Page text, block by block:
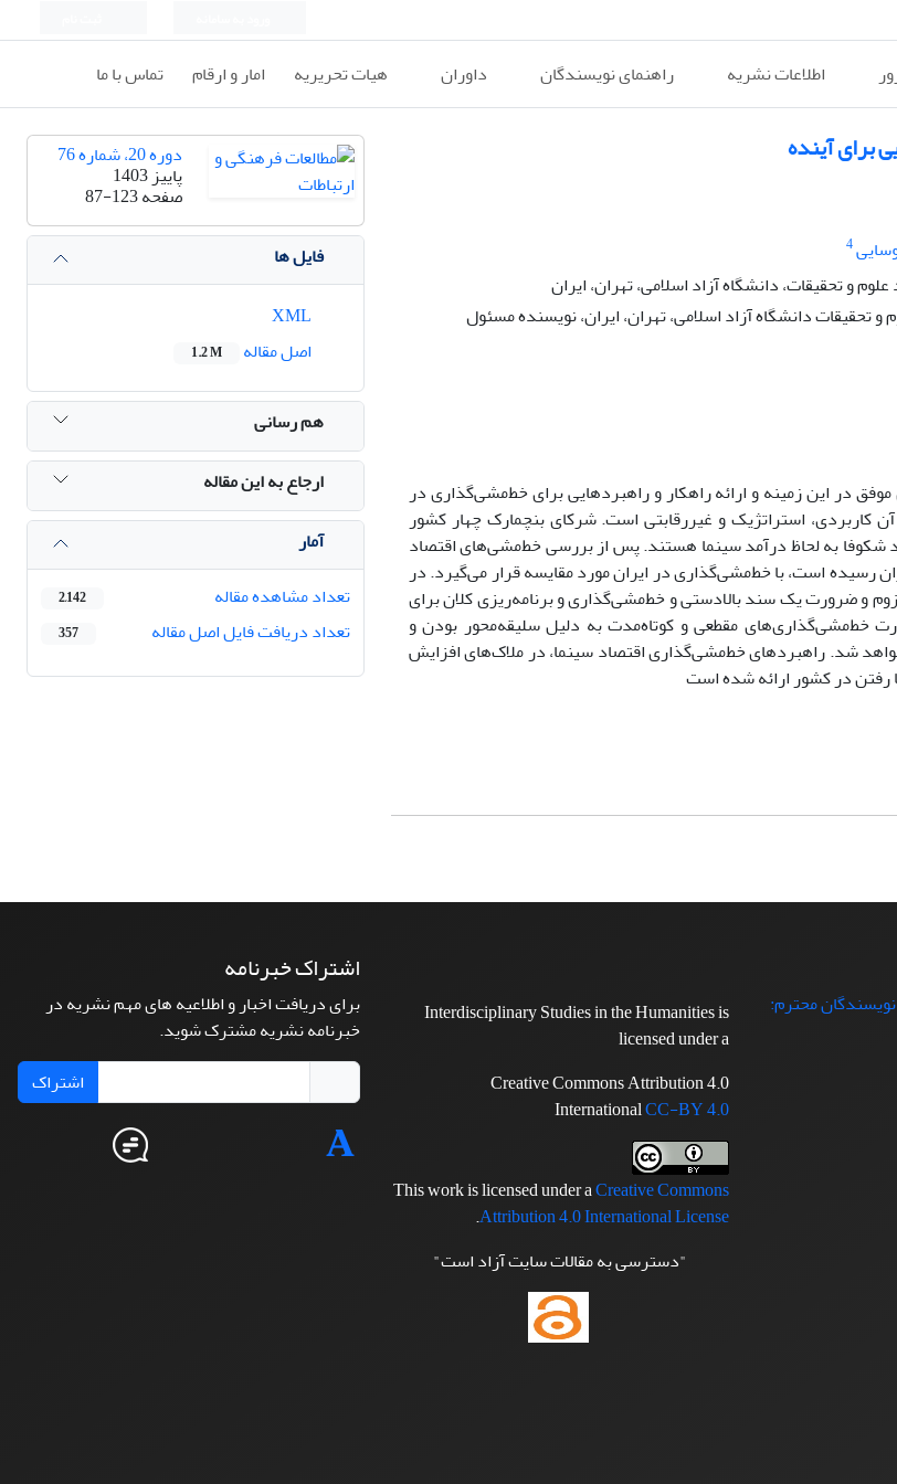
اطلاعات نشریه راهنمای نویسندگان داوران هیات تحریریه امار و ارقام تماس با ما
برای آینده
4
و تحقیقات، دانشگاه آزاد اسلامی، تهران، ایران
دانشگاه آزاد اسلامی، تهران، ایران، نویسنده مسئول
در این زمینه و ارائه راهکار و راهبردهایی برای خط‌مشی‌گذاری در
کاربردی، استراتژیک و غیررقابتی است. شرکای بنچمارک چهار کشور
که در 10 کشور نخست دارای اقتصاد شکوفا به لحاظ درآمد سینما هستند. پس از بررسی خط‌مشی‌های اقتصاد
رسیده است، با خط‌مشی‌گذاری در ایران مورد مقایسه قرار می‌گیرد. در
لزوم و ضرورت یک سند بالادستی و خط‌مشی‌گذاری و برنامه‌ریزی کلان برای
خط‌مشی‌گذاری‌های مقطعی و کوتاه‌مدت به دلیل سلیقه‌محور بودن و
شد. راهبردهای خط‌مشی‌گذاری اقتصاد سینما، در ملاک‌های افزایش
رفتن در کشور ارائه شده است
دوره 20، شماره 76
پاییز 1403
صفحه87-123
فایل ها
اصل مقاله
1.2 M
هم رسانی
ارجاع به این مقاله
آمار
تعداد مشاهده مقاله
2,142
تعداد دریافت فایل اصل مقاله 357
محترم:
Interdisciplinary Studies in the Humanities is
licensed under a
Creative Commons Attribution 4.0
InternationalCC-BY 4.0
This work is licensed under aCreative Commons
Attribution 4.0 International License
.
"دسترسی به مقالات سایت آزاد است"
اشتراک خبرنامه
برای دریافت اخبار و اطلاعیه های مهم نشریه در
خبرنامه نشریه مشترک شوید.
اشتراک